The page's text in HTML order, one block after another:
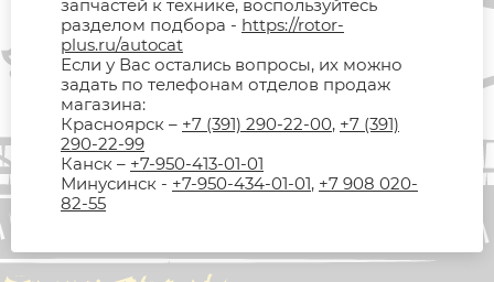
запчастей к технике, воспользуйтесь
разделом подбора - https://rotor-
plus.ru/autocat
Если у Вас остались вопросы, их можно
задать по телефонам отделов продаж
магазина:
Красноярск – +7 (391) 290-22-00, +7 (391)
290-22-99
Канск – +7-950-413-01-01
Минусинск - +7-950-434-01-01, +7 908 020-
82-55